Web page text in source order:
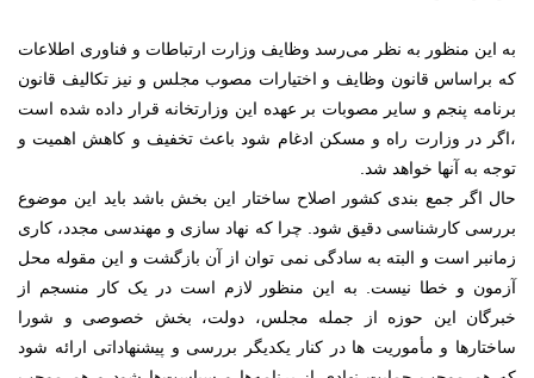
به این منظور به نظر می‌رسد وظایف وزارت ارتباطات و فناوری اطلاعات
که براساس قانون وظایف و اختیارات مصوب مجلس و نیز تکالیف قانون
برنامه پنجم و سایر مصوبات بر عهده این وزارتخانه قرار داده شده است
،اگر در وزارت راه و مسکن ادغام شود باعث تخفیف و کاهش اهمیت و
توجه به آنها خواهد شد.
حال اگر جمع بندی کشور اصلاح ساختار این بخش باشد باید این موضوع
بررسی کارشناسی دقیق شود. چرا که نهاد سازی و مهندسی مجدد، کاری
زمانبر است و البته به سادگی نمی توان از آن بازگشت و این مقوله محل
آزمون و خطا نیست. به این منظور لازم است در یک کار منسجم از
خبرگان این حوزه از جمله مجلس، دولت، بخش خصوصی و شورا
ساختارها و مأموریت ها در کنار یکدیگر بررسی و پیشنهاداتی ارائه شود